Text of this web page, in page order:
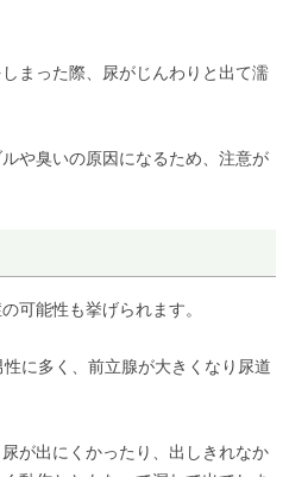
まった際、尿がじんわりと出て濡
や臭いの原因になるため、注意が
可能性も挙げられます。
に多く、前立腺が大きくなり尿道
が出にくかったり、出しきれなか